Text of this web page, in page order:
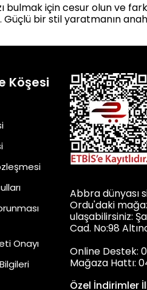
bulmak için cesur olun ve
bir stil yaratmanın
Köşesi
Onayı
Abbra dünyası
Ordu'daki
ulaşabilirsiniz:
Cad. No:98
Online Destek:
Mağaza Hattı:
Özel İndirimler